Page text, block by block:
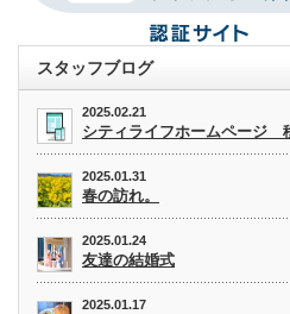
スタッフブログ
2025.02.21
シティライフホームページ
2025.01.31
春の訪れ。
2025.01.24
友達の結婚式
2025.01.17